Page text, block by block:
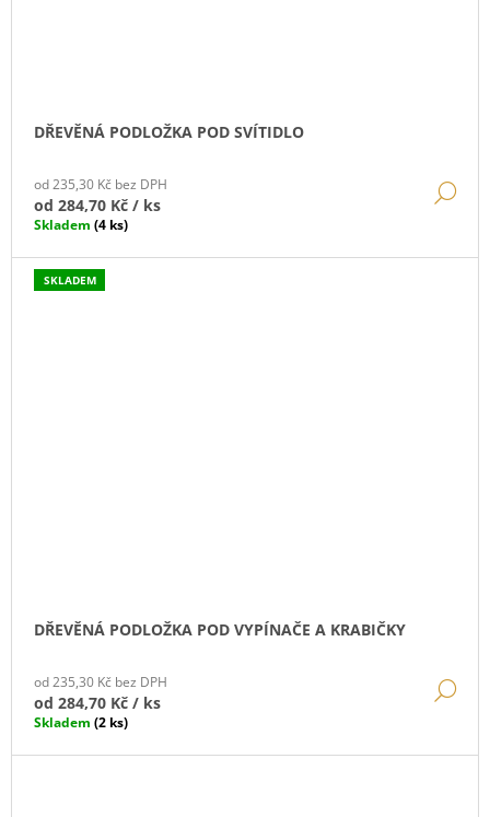
DŘEVĚNÁ PODLOŽKA POD SVÍTIDLO
od 235,30 Kč bez DPH
od 284,70 Kč / ks
Skladem (4 ks)
SKLADEM
DŘEVĚNÁ PODLOŽKA POD VYPÍNAČE A KRABIČKY
od 235,30 Kč bez DPH
od 284,70 Kč / ks
Skladem (2 ks)